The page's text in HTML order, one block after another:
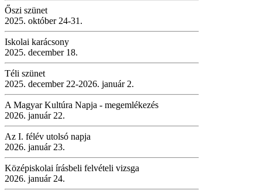
Őszi szünet
2025. október 24-31.
Iskolai karácsony
2025. december 18.
Téli szünet
2025. december 22-2026. január 2.
A Magyar Kultúra Napja - megemlékezés
2026. január 22.
Az I. félév utolsó napja
2026. január 23.
Középiskolai írásbeli felvételi vizsga
2026. január 24.